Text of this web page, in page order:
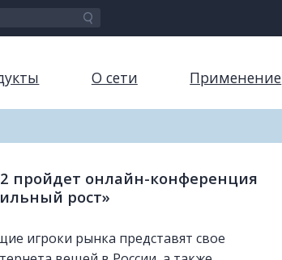
О сети Применение
пройдет онлайн-конференция
рост»
игроки рынка представят свое